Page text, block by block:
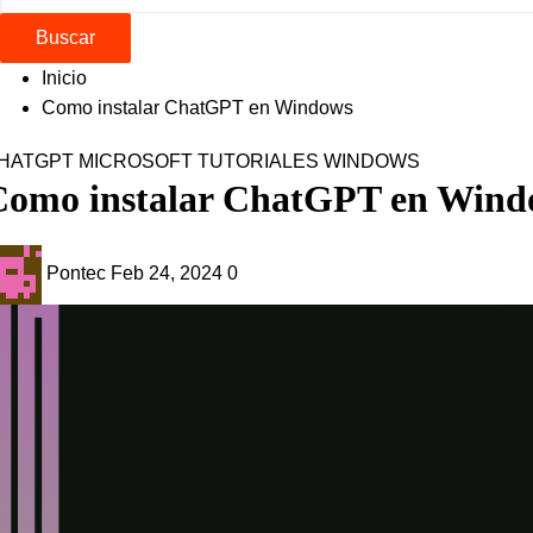
Buscar
Inicio
Como instalar ChatGPT en Windows
MICROSOFT TUTORIALES WINDOWS
instalar ChatGPT en
Pontec Feb 24, 2024 0